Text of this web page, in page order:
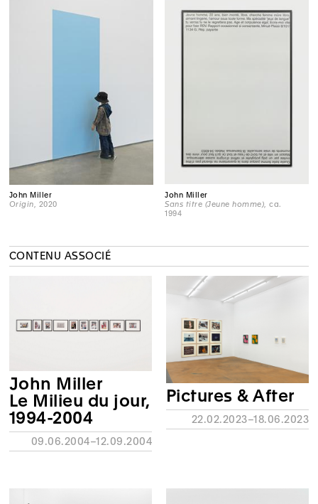
John Miller
Origin , 2020
John Miller
Sans titre (Jeune homme) , ca.
1994
CONTENU ASSOCIÉ
John Miller
Le Milieu du jour,
1994-2004
09.06.2004–12.09.2004
Pictures & After
22.02.2023–18.06.2023